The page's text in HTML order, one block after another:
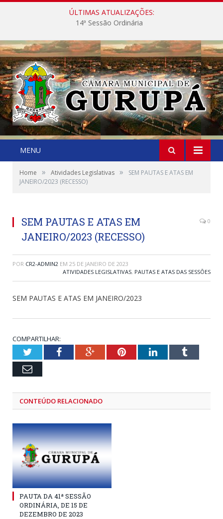
ÚLTIMAS ATUALIZAÇÕES:
14ª Sessão Ordinária
MENU
Home » Atividades Legislativas »
SEM PAUTAS E ATAS EM
JANEIRO/2023 (RECESSO)
SEM PAUTAS E ATAS EM
JANEIRO/2023 (RECESSO)
0
POR CR2-ADMIN2 EM 25 DE JANEIRO DE 2023
ATIVIDADES LEGISLATIVAS, PAUTAS E ATAS DAS SESSÕES
SEM PAUTAS E ATAS EM JANEIRO/2023
COMPARTILHAR:
TwitterFacebookGoogle+PinterestLinkedInTumblr
Email
CONTEÚDO RELACIONADO
PAUTA DA 41ª SESSÃO
ORDINÁRIA, DE 15 DE
DEZEMBRO DE 2023